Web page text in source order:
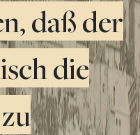
daß der
die